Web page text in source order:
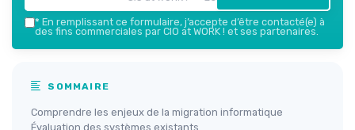
* En remplissant ce formulaire, j’accepte d’être contacté(e) à
des fins commerciales par CIO at WORK ! et ses partenaires.
SOMMAIRE
Comprendre les enjeux de la migration informatique
Évaluation des systèmes existants